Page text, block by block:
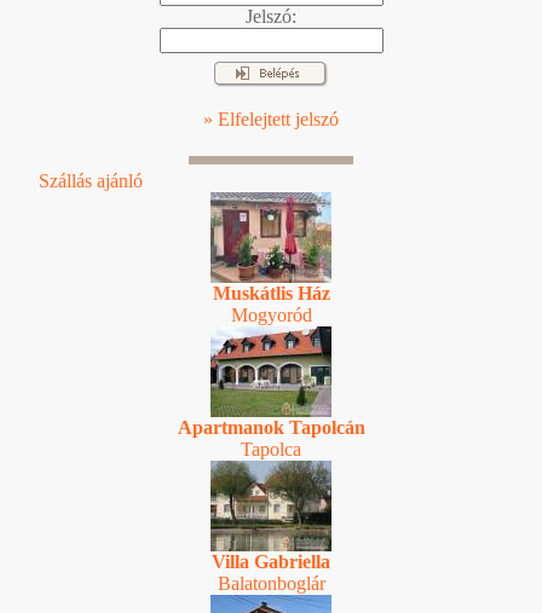
Jelszó:
» Elfelejtett jelszó
Szállás ajánló
Muskátlis Ház
Mogyoród
Apartmanok Tapolcán
Tapolca
Villa Gabriella
Balatonboglár